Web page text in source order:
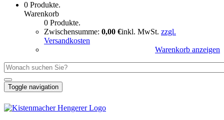
0 Produkte.
Warenkorb
0 Produkte.
Zwischensumme: 0,00 €inkl. MwSt. zzgl.
Versandkosten
Warenkorb anzeigen
Toggle navigation